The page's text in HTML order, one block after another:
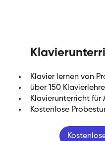
Klavier lernen von
über 150
Klavierunterricht für
Kostenlose